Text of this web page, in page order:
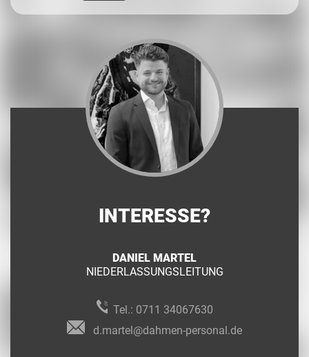
INTERESSE?
DANIEL MARTEL
NIEDERLASSUNGSLEITUNG
Tel.: 0711 34067630
d.martel@dahmen-personal.de